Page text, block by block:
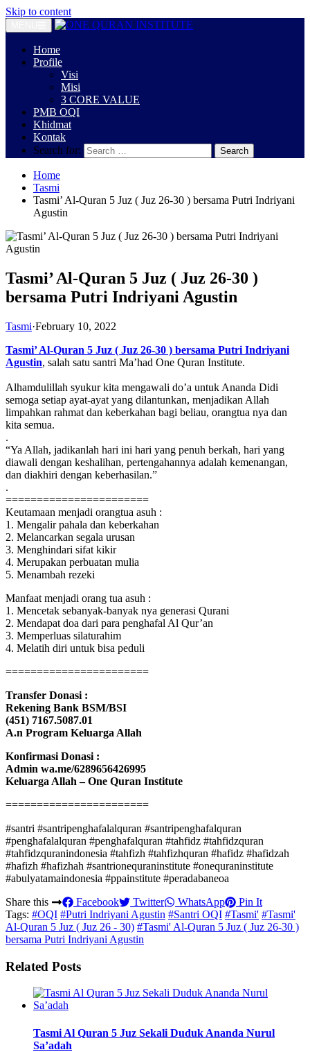
Skip to content
Home
Profile
Visi
Misi
3 CORE VALUE
PMB OQI
Khidmat
Kontak
Search for:
Home
Tasmi
Tasmi’ Al-Quran 5 Juz ( Juz 26-30 ) bersama Putri Indriyani
Agustin
Tasmi’ Al-Quran 5 Juz ( Juz 26-30 )
bersama Putri Indriyani Agustin
Tasmi·February 10, 2022
Tasmi’ Al-Quran 5 Juz ( Juz 26-30 ) bersama Putri Indriyani
Agustin, salah satu santri Ma’had One Quran Institute.
Alhamdulillah syukur kita mengawali do’a untuk Ananda Didi
semoga setiap ayat-ayat yang dilantunkan, menjadikan Allah
limpahkan rahmat dan keberkahan bagi beliau, orangtua nya dan
kita semua.
.
“Ya Allah, jadikanlah hari ini hari yang penuh berkah, hari yang
diawali dengan keshalihan, pertengahannya adalah kemenangan,
dan diakhiri dengan keberhasilan.”
.
=======================
Keutamaan menjadi orangtua asuh :
1. Mengalir pahala dan keberkahan
2. Melancarkan segala urusan
3. Menghindari sifat kikir
4. Merupakan perbuatan mulia
5. Menambah rezeki
Manfaat menjadi orang tua asuh :
1. Mencetak sebanyak-banyak nya generasi Qurani
2. Mendapat doa dari para penghafal Al Qur’an
3. Memperluas silaturahim
4. Melatih diri untuk bisa peduli
=======================
Transfer Donasi :
Rekening Bank BSM/BSI
(451) 7167.5087.01
A.n Program Keluarga Allah
Konfirmasi Donasi :
Admin wa.me/6289656426995
Keluarga Allah – One Quran Institute
=======================
#santri #santripenghafalalquran #santripenghafalquran
#penghafalalquran #penghafalquran #tahfidz #tahfidzquran
#tahfidzquranindonesia #tahfizh #tahfizhquran #hafidz #hafidzah
#hafizh #hafizhah #santrionequraninstitute #onequraninstitute
#abulyatamaindonesia #ppainstitute #peradabaneoa
Share this
Facebook Twitter WhatsApp
Pin It
Tags: #OQI #Putri Indriyani Agustin #Santri OQI #Tasmi' #Tasmi'
Al-Quran 5 Juz ( Juz 26 - 30) #Tasmi' Al-Quran 5 Juz ( Juz 26-30 )
bersama Putri Indriyani Agustin
Related Posts
Tasmi Al Quran 5 Juz Sekali Duduk Ananda Nurul
Sa’adah